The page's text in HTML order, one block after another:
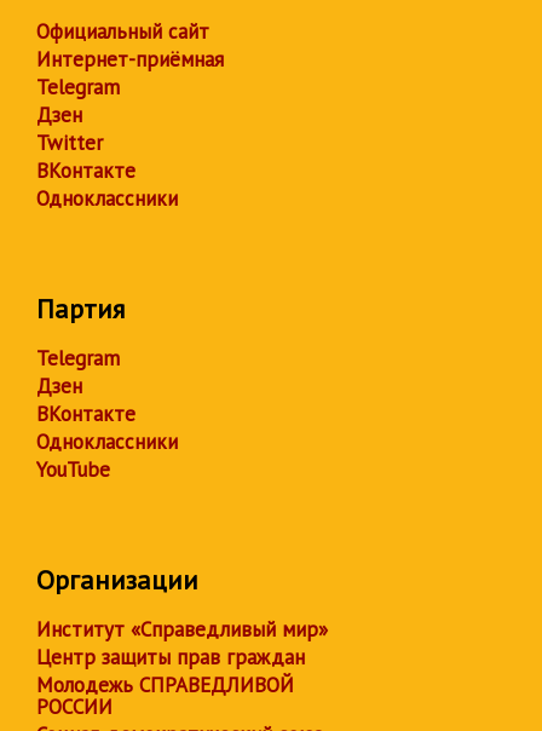
Официальный сайт
Интернет-приёмная
Telegram
Дзен
Twitter
ВКонтакте
Одноклассники
Партия
Telegram
Дзен
ВКонтакте
Одноклассники
YouTube
Организации
Институт «Справедливый мир»
Центр защиты прав граждан
Молодежь СПРАВЕДЛИВОЙ
РОССИИ